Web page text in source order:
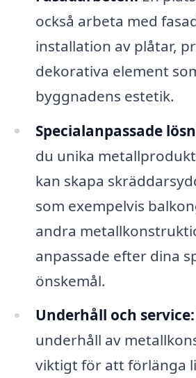
också arbeta med
installation av plåtar,
dekorativa element
byggnadens estetik.
Specialanpassade
du unika
kan skapa
som exempelvis
andra
anpassade efter dina
önskemål.
Underhåll och service:
underhåll av
viktigt för att förlänga